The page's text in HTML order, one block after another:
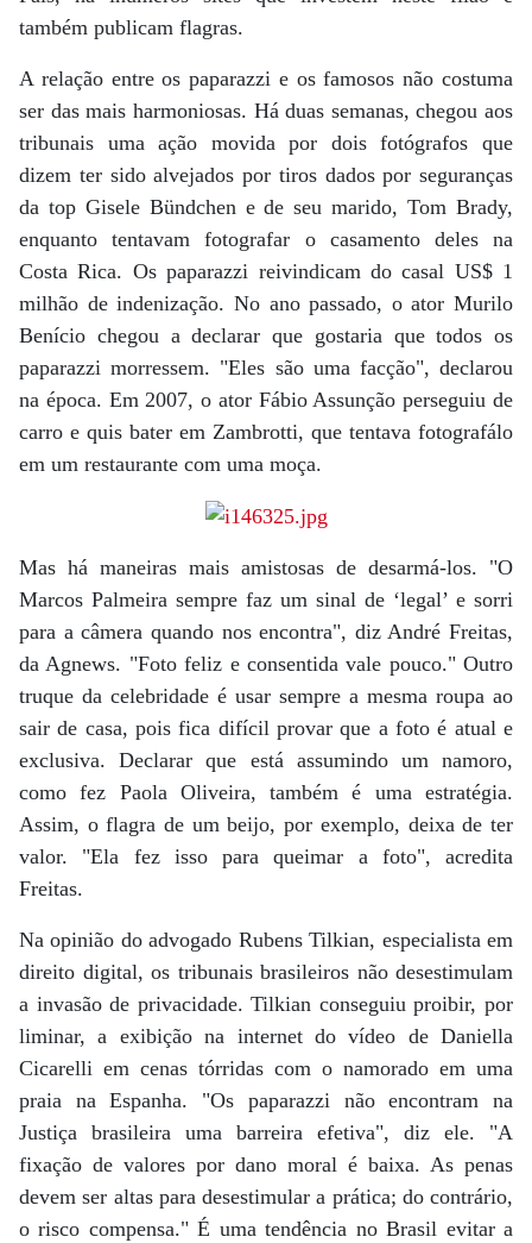
também publicam flagras.
A relação entre os paparazzi e os famosos não costuma
ser das mais harmoniosas. Há duas semanas, chegou aos
tribunais uma ação movida por dois fotógrafos que
dizem ter sido alvejados por tiros dados por seguranças
da top Gisele Bündchen e de seu marido, Tom Brady,
enquanto tentavam fotografar o casamento deles na
Costa Rica. Os paparazzi reivindicam do casal US$ 1
milhão de indenização. No ano passado, o ator Murilo
Benício chegou a declarar que gostaria que todos os
paparazzi morressem. "Eles são uma facção", declarou
na época. Em 2007, o ator Fábio Assunção perseguiu de
carro e quis bater em Zambrotti, que tentava fotografálo
em um restaurante com uma moça.
Mas há maneiras mais amistosas de desarmá-los. "O
Marcos Palmeira sempre faz um sinal de ‘legal’ e sorri
para a câmera quando nos encontra", diz André Freitas,
da Agnews. "Foto feliz e consentida vale pouco." Outro
truque da celebridade é usar sempre a mesma roupa ao
sair de casa, pois fica difícil provar que a foto é atual e
exclusiva. Declarar que está assumindo um namoro,
como fez Paola Oliveira, também é uma estratégia.
Assim, o flagra de um beijo, por exemplo, deixa de ter
valor. "Ela fez isso para queimar a foto", acredita
Freitas.
Na opinião do advogado Rubens Tilkian, especialista em
direito digital, os tribunais brasileiros não desestimulam
a invasão de privacidade. Tilkian conseguiu proibir, por
liminar, a exibição na internet do vídeo de Daniella
Cicarelli em cenas tórridas com o namorado em uma
praia na Espanha. "Os paparazzi não encontram na
Justiça brasileira uma barreira efetiva", diz ele. "A
fixação de valores por dano moral é baixa. As penas
devem ser altas para desestimular a prática; do contrário,
o risco compensa." É uma tendência no Brasil evitar a